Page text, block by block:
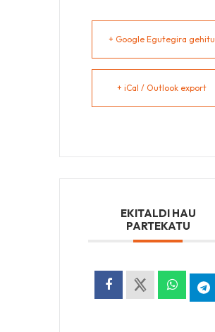
+ Google Egutegira gehitu
+ iCal / Outlook export
EKITALDI HAU
PARTEKATU